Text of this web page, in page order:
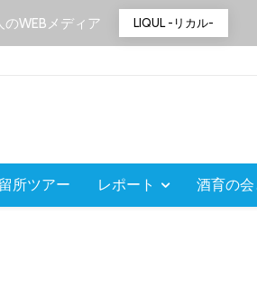
WEBメディア LIQUL -リカル-
所ツアー レポート 酒育の会